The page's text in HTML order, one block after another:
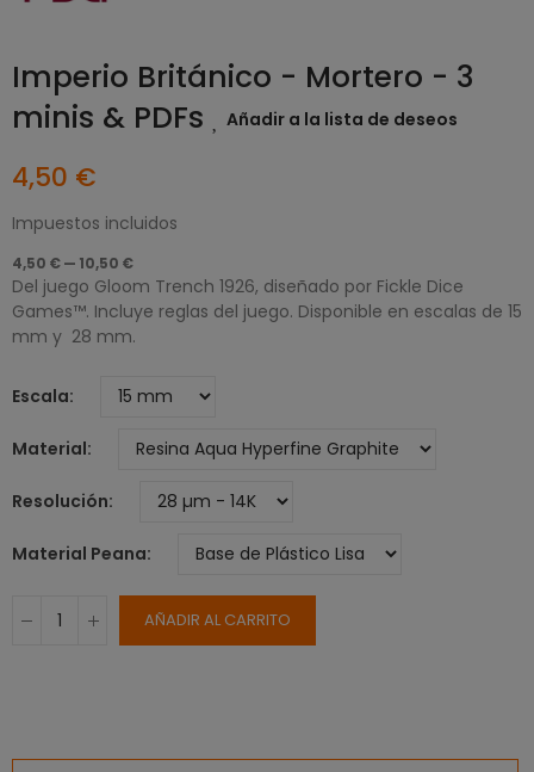
Imperio Británico - Mortero - 3
minis & PDFs
Añadir a la lista de deseos
4,50 €
Impuestos incluidos
4,50 € — 10,50 €
Del juego Gloom Trench 1926, diseñado por Fickle Dice
Games™. Incluye reglas del juego. Disponible en escalas de 15
mm y 28 mm.
Escala
Material
Resolución
Material Peana
AÑADIR AL CARRITO